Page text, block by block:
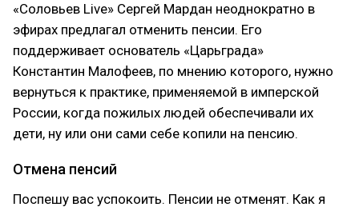
«Соловьев Live» Сергей Мардан неоднократно в
эфирах предлагал отменить пенсии. Его
поддерживает основатель «Царьграда»
Константин Малофеев, по мнению которого, нужно
вернуться к практике, применяемой в имперской
России, когда пожилых людей обеспечивали их
дети, ну или они сами себе копили на пенсию.
Отмена пенсий
Поспешу вас успокоить. Пенсии не отменят. Как я